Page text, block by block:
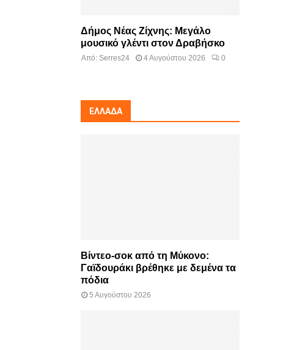
Δήμος Νέας Ζίχνης: Μεγάλο
μουσικό γλέντι στον Δραβήσκο
Από: Serres24 4 Αυγούστου 2026 0
ΕΛΛΆΔΑ
Βίντεο-σοκ από τη Μύκονο:
Γαϊδουράκι βρέθηκε με δεμένα τα
πόδια
5 Αυγούστου 2026